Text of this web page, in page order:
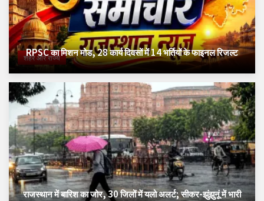
शहर और राज्य
RPSC का मिशन मोड, 28 कार्य दिवसों में 14 भर्तियों के फाइनल रिजल्ट
राजस्थान में बारिश का जोर, 30 जिलों में यलो अलर्ट; सीकर-झुंझुनूं में भारी